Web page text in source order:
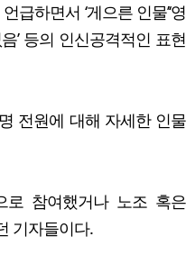
급하면서 ‘게으른 인물’‘영
음’ 등의 인신공격적인 표현
전원에 대해 자세한 인물
로 참여했거나 노조 혹은
기자들이다.